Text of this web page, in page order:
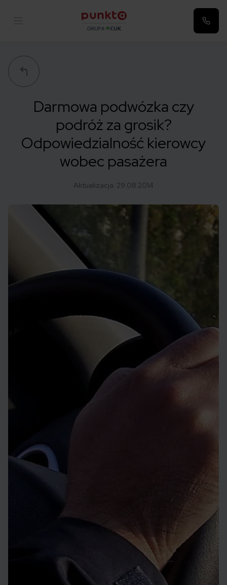
Darmowa podwózka czy
podróż za grosik?
Odpowiedzialność kierowcy
wobec pasażera
Aktualizacja: 29.08.2014